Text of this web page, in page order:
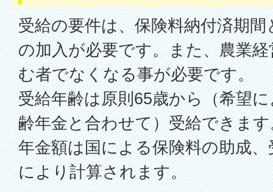
受給の要件は、保険料納付済期
の加入が必要です。また、農業
む者でなくなる事が必要です。
受給年齢は原則65歳から（希望
齢年金と合わせて）受給できま
年金額は国による保険料の助成
により計算されます。